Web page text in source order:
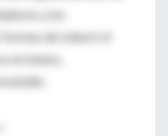
y los
de reducir el
erróneos,